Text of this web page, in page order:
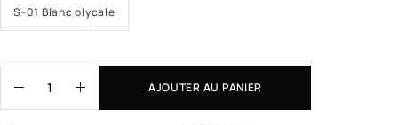
S-01 Blanc olycale
AJOUTER AU PANIER